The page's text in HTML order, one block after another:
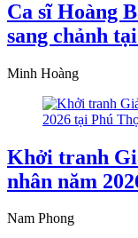
Ca sĩ Hoàng
sang chảnh
Minh Hoàng
Khởi tranh
nhân năm
Nam Phong